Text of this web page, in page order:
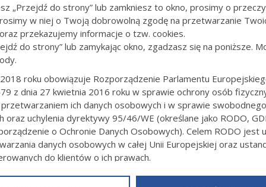
rocka - Scorpions
LEGENDY ROCKA - SCORPIONS
B. B.
wyjątkowy koncert zespołu Scorpions! Legendy rocka
to jeden z ostatnich występów niemieckiej grupy w Polsce!
gościła w Polsce kilka razy. Po raz ostatni zespół
byli w Polsce dwukrotnie. Zwłaszcza pierwszy z występów
w Gdańsku na terenie Stoczni Gdańsk z okazji 20.
„Przejdź do strony” lub zamkniesz to okno, prosimy o
w niej o Twoją dobrowolną zgodę na przetwarzanie
przekazujemy informacje o tzw. cookies.
do strony” lub zamykając okno, zgadzasz się na poniższe.
roku obowiązuje Rozporządzenie Parlamentu
z dnia 27 kwietnia 2016 roku w sprawie ochrony osób
ich danych osobowych i w sprawie
oraz uchylenia dyrektywy 95/46/WE (określane jako RODO,
o Ochronie Danych Osobowych). Celem RODO jest
danych osobowych w całej Unii Europejskiej oraz
do klientów o ich prawach.
powyższym, w zakładceRODOna stroniehttps://